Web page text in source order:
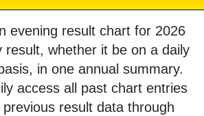
evening result chart for 2026
result, whether it be on a daily
in one annual summary.
access all past chart entries
result data through